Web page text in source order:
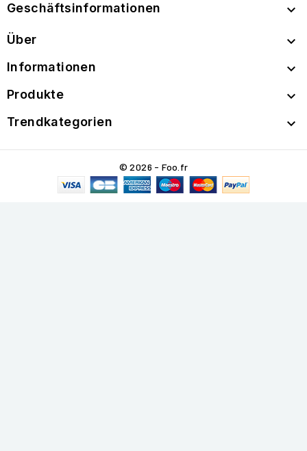
Geschäftsinformationen 
Über 
Informationen 
Produkte 
Trendkategorien 
© 2026 - Foo.fr